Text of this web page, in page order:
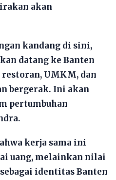
akan
kandang di sini,
datang ke Banten
UMKM, dan
bergerak. Ini akan
pertumbuhan
kerja sama ini
uang, melainkan nilai
identitas Banten